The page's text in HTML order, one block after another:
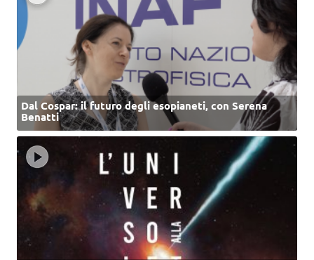
Dal Cospar: il futuro degli esopianeti, con Serena
Benatti